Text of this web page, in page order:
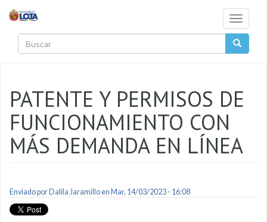
Toggle
PATENTE Y PERMISOS DE
FUNCIONAMIENTO CON
MÁS DEMANDA EN LÍNEA
Enviado por Dalila Jaramilloen Mar, 14/03/2023 - 16:08